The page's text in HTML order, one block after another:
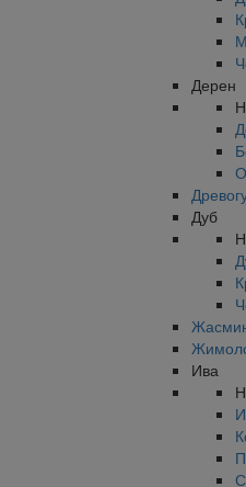
Дерен
Дуб
Ива